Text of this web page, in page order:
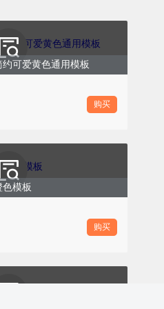
周 四 食
可爱黄色通用模板
购买
模板
购买